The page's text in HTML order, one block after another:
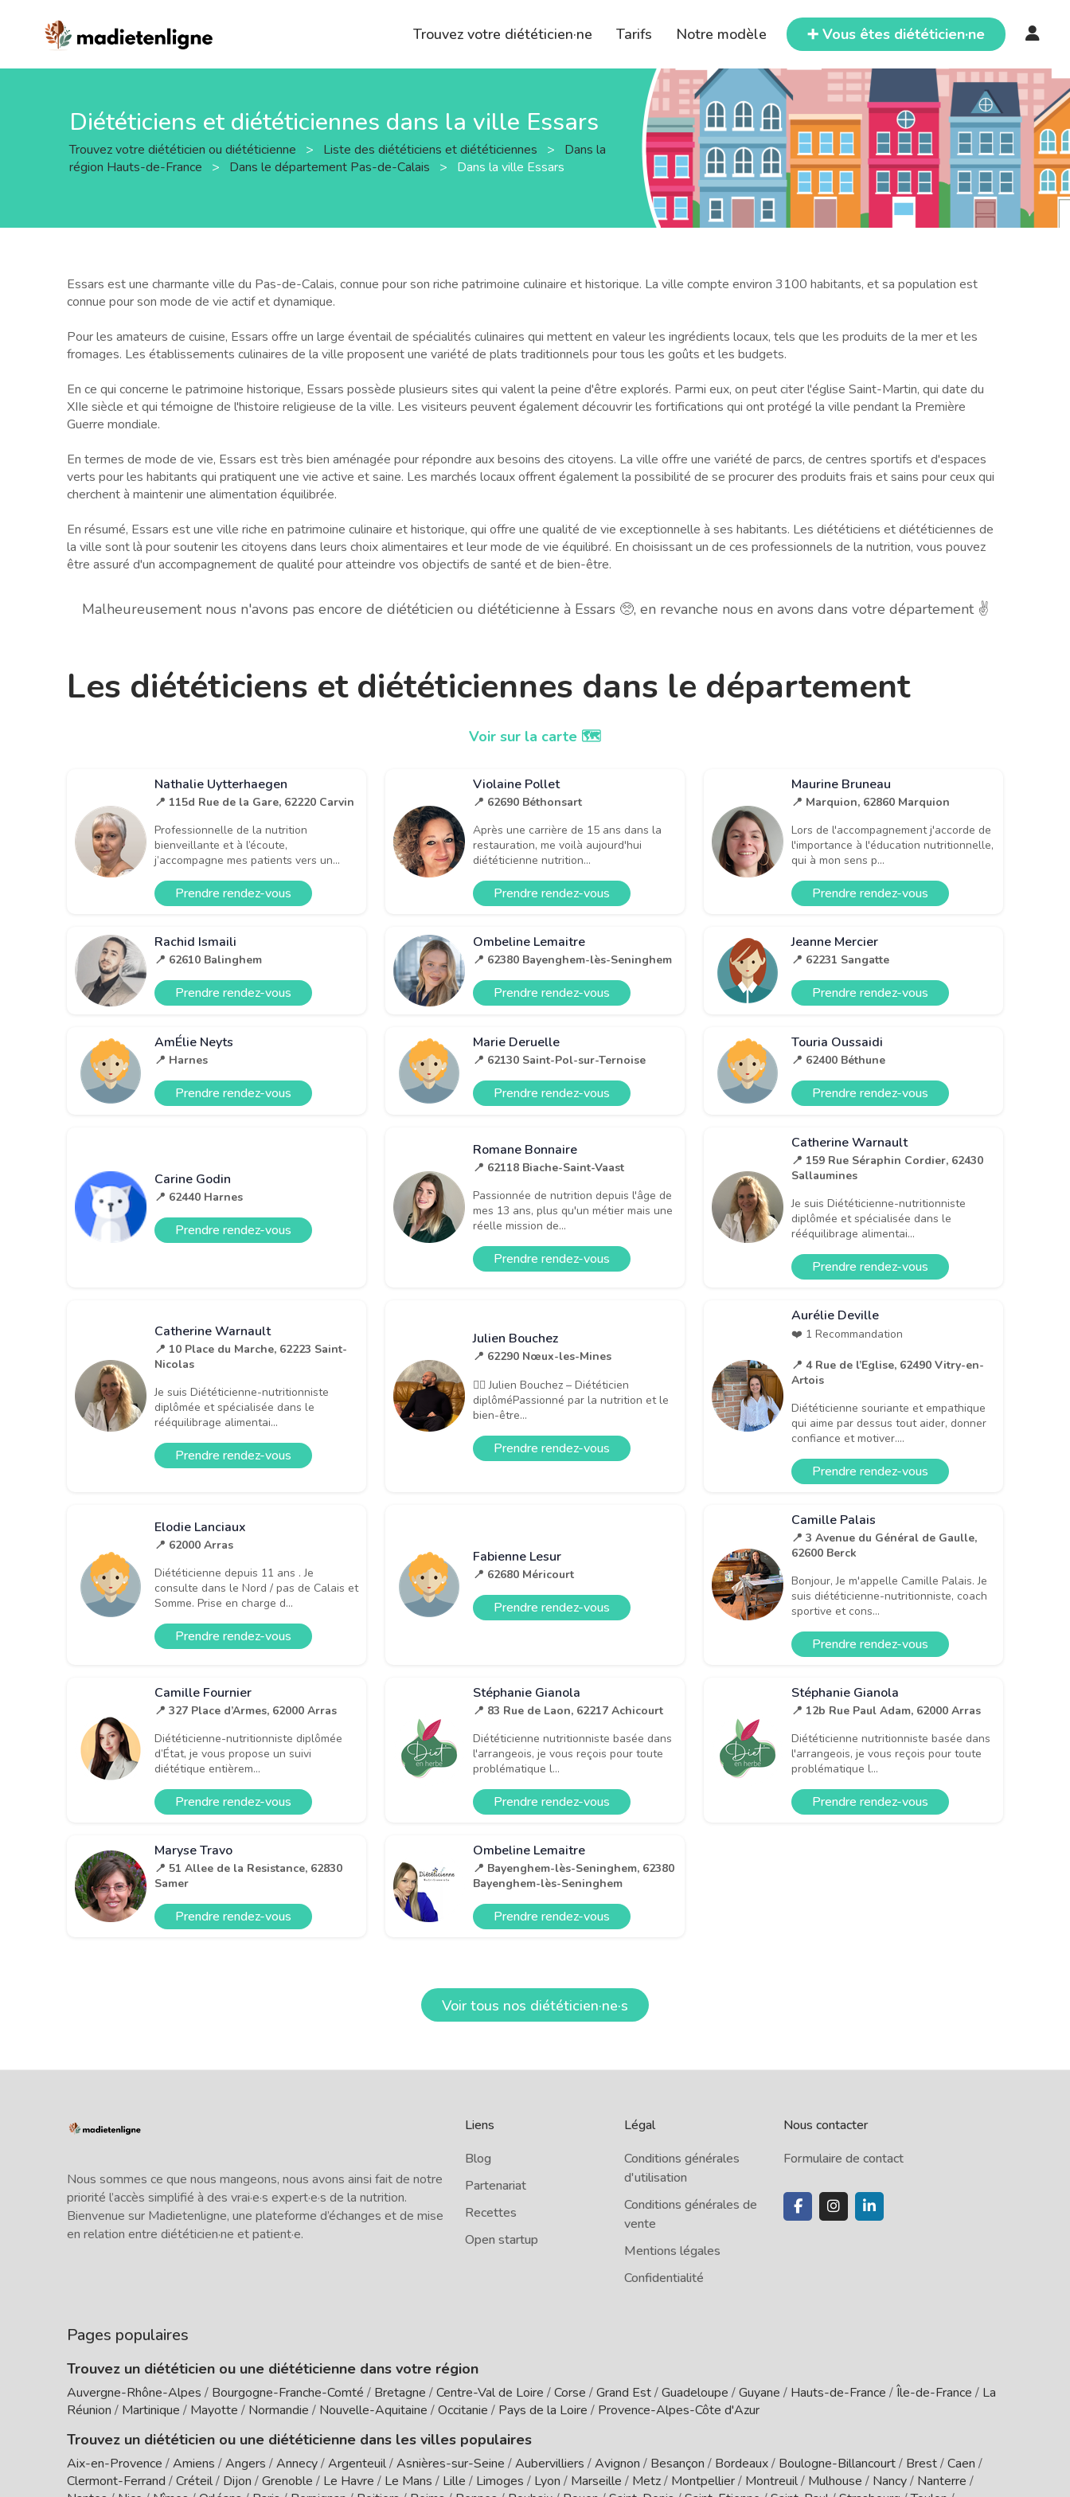
Trouvez votre diététicien·ne Tarifs Notre modèle ➕ Vous êtes diététicien·ne
Diététiciens et diététiciennes dans la ville Essars
Trouvez votre diététicien ou diététicienne > Liste des diététiciens et diététiciennes >
Dans la
région Hauts-de-France
> Dans le département Pas-de-Calais > Dans la ville Essars
Essars est une charmante ville du Pas-de-Calais, connue pour son riche patrimoine culinaire et historique. La ville compte environ 3100 habitants, et sa population est
connue pour son mode de vie actif et dynamique.
Pour les amateurs de cuisine, Essars offre un large éventail de spécialités culinaires qui mettent en valeur les ingrédients locaux, tels que les produits de la mer et les
fromages. Les établissements culinaires de la ville proposent une variété de plats traditionnels pour tous les goûts et les budgets.
En ce qui concerne le patrimoine historique, Essars possède plusieurs sites qui valent la peine d'être explorés. Parmi eux, on peut citer l'église Saint-Martin, qui date du
XIIe siècle et qui témoigne de l'histoire religieuse de la ville. Les visiteurs peuvent également découvrir les fortifications qui ont protégé la ville pendant la Première
Guerre mondiale.
En termes de mode de vie, Essars est très bien aménagée pour répondre aux besoins des citoyens. La ville offre une variété de parcs, de centres sportifs et d'espaces
verts pour les habitants qui pratiquent une vie active et saine. Les marchés locaux offrent également la possibilité de se procurer des produits frais et sains pour ceux qui
cherchent à maintenir une alimentation équilibrée.
En résumé, Essars est une ville riche en patrimoine culinaire et historique, qui offre une qualité de vie exceptionnelle à ses habitants. Les diététiciens et diététiciennes de
la ville sont là pour soutenir les citoyens dans leurs choix alimentaires et leur mode de vie équilibré. En choisissant un de ces professionnels de la nutrition, vous pouvez
être assuré d'un accompagnement de qualité pour atteindre vos objectifs de santé et de bien-être.
Malheureusement nous n'avons pas encore de diététicien ou diététicienne à Essars 🥺, en revanche nous en avons dans votre département ✌️
Les diététiciens et diététiciennes dans le département
Voir sur la carte 🗺️
Nathalie Uytterhaegen
📍 115d Rue de la Gare, 62220 Carvin
Professionnelle de la nutrition
bienveillante et à l’écoute,
j’accompagne mes patients vers un...
Prendre rendez-vous
Violaine Pollet
📍 62690 Béthonsart
Après une carrière de 15 ans dans la
restauration, me voilà aujourd'hui
diététicienne nutrition...
Prendre rendez-vous
Maurine Bruneau
📍 Marquion, 62860 Marquion
Lors de l'accompagnement j'accorde de
l'importance à l'éducation nutritionnelle,
qui à mon sens p...
Prendre rendez-vous
Rachid Ismaili
📍 62610 Balinghem
Prendre rendez-vous
Ombeline Lemaitre
📍 62380 Bayenghem-lès-Seninghem
Prendre rendez-vous
Jeanne Mercier
📍 62231 Sangatte
Prendre rendez-vous
AmÉlie Neyts
📍 Harnes
Prendre rendez-vous
Marie Deruelle
📍 62130 Saint-Pol-sur-Ternoise
Prendre rendez-vous
Touria Oussaidi
📍 62400 Béthune
Prendre rendez-vous
Carine Godin
📍 62440 Harnes
Prendre rendez-vous
Romane Bonnaire
📍 62118 Biache-Saint-Vaast
Passionnée de nutrition depuis l'âge de
mes 13 ans, plus qu'un métier mais une
réelle mission de...
Prendre rendez-vous
Catherine Warnault
📍 159 Rue Séraphin Cordier, 62430
Sallaumines
Je suis Diététicienne-nutritionniste
diplômée et spécialisée dans le
rééquilibrage alimentai...
Prendre rendez-vous
Catherine Warnault
📍 10 Place du Marche, 62223 Saint-
Nicolas
Je suis Diététicienne-nutritionniste
diplômée et spécialisée dans le
rééquilibrage alimentai...
Prendre rendez-vous
Julien Bouchez
📍 62290 Nœux-les-Mines
👨‍⚕️ Julien Bouchez – Diététicien
diplôméPassionné par la nutrition et le
bien-être...
Prendre rendez-vous
Aurélie Deville
❤️ 1 Recommandation
📍 4 Rue de l’Eglise, 62490 Vitry-en-
Artois
Diététicienne souriante et empathique
qui aime par dessus tout aider, donner
confiance et motiver....
Prendre rendez-vous
Elodie Lanciaux
📍 62000 Arras
Diététicienne depuis 11 ans . Je
consulte dans le Nord / pas de Calais et
Somme. Prise en charge d...
Prendre rendez-vous
Fabienne Lesur
📍 62680 Méricourt
Prendre rendez-vous
Camille Palais
📍 3 Avenue du Général de Gaulle,
62600 Berck
Bonjour, Je m'appelle Camille Palais. Je
suis diététicienne-nutritionniste, coach
sportive et cons...
Prendre rendez-vous
Camille Fournier
📍 327 Place d’Armes, 62000 Arras
Diététicienne-nutritionniste diplômée
d’État, je vous propose un suivi
diététique entièrem...
Prendre rendez-vous
Stéphanie Gianola
📍 83 Rue de Laon, 62217 Achicourt
Diététicienne nutritionniste basée dans
l'arrangeois, je vous reçois pour toute
problématique l...
Prendre rendez-vous
Stéphanie Gianola
📍 12b Rue Paul Adam, 62000 Arras
Diététicienne nutritionniste basée dans
l'arrangeois, je vous reçois pour toute
problématique l...
Prendre rendez-vous
Maryse Travo
📍 51 Allee de la Resistance, 62830
Samer
Prendre rendez-vous
Ombeline Lemaitre
📍 Bayenghem-lès-Seninghem, 62380
Bayenghem-lès-Seninghem
Prendre rendez-vous
Voir tous nos diététicien·ne·s
Nous sommes ce que nous mangeons, nous avons ainsi fait de notre
priorité l’accès simplifié à des vrai·e·s expert·e·s de la nutrition.
Bienvenue sur Madietenligne, une plateforme d’échanges et de mise
en relation entre diététicien·ne et patient·e.
Liens
Blog
Partenariat
Recettes
Open startup
Légal
Conditions générales
d'utilisation
Conditions générales de
vente
Mentions légales
Confidentialité
Nous contacter
Formulaire de contact
Pages populaires
Trouvez un diététicien ou une diététicienne dans votre région
Auvergne-Rhône-Alpes / Bourgogne-Franche-Comté / Bretagne /Centre-Val de Loire /Corse /Grand Est/Guadeloupe /Guyane / Hauts-de-France /Île-de-France / La
Réunion / Martinique / Mayotte / Normandie / Nouvelle-Aquitaine /Occitanie / Pays de la Loire / Provence-Alpes-Côte d'Azur
Trouvez un diététicien ou une diététicienne dans les villes populaires
Aix-en-Provence /Amiens /Angers /Annecy/Argenteuil/Asnières-sur-Seine /Aubervilliers /Avignon / Besançon / Bordeaux/ Boulogne-Billancourt/ Brest/Caen /
Clermont-Ferrand /Créteil/ Dijon /Grenoble / Le Havre / Le Mans / Lille / Limoges / Lyon / Marseille / Metz/ Montpellier/ Montreuil/ Mulhouse / Nancy/ Nanterre /